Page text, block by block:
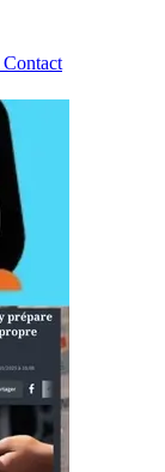
Contact